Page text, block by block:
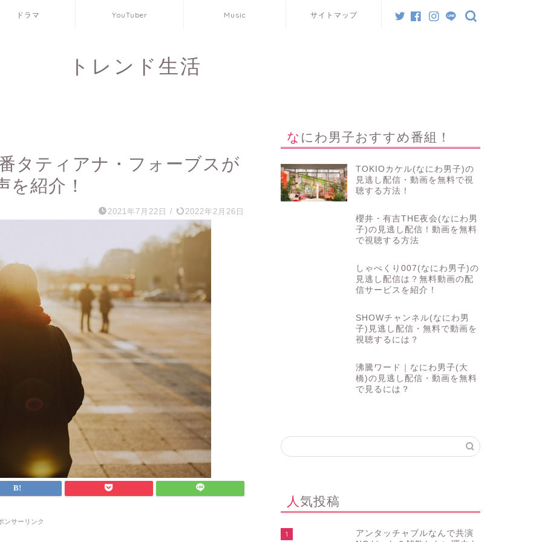
ドラマ YouTuber Music サイトマップ
トレンド生活
タティアナ・フォーブスが
紹介！
2021年7月22日 / 2022年2月26日
ンサーリンク
なにわ男子おすすめ番組！
TOKIOカケル(なにわ男子)の
見逃し配信・動画を無料で視
聴する方法！
櫻井・有吉THE夜会(なにわ男
子)の見逃し配信！動画を無料
で視聴する方法
しゃべくり007(なにわ男子)の
見逃し配信は？無料動画の配
信サービスを紹介！
SHOWチャンネル(なにわ男
子)見逃し配信・無料で動画を
視聴するには？
沸騰ワード｜なにわ男子(大
橋)の見逃し配信・動画を無料
で見るには？
人気投稿
1
アンタッチャブルなんで共演